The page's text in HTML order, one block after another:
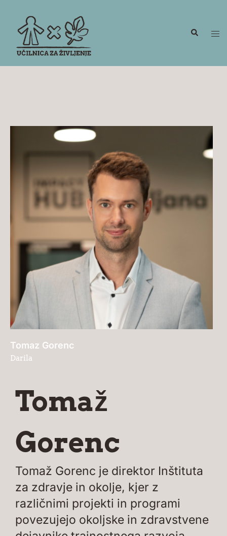
Tomaz Gorenc
Darila
Tomaž
Gorenc
Tomaž Gorenc je direktor Inštituta
za zdravje in okolje, kjer z
različnimi projekti in programi
povezujejo okoljske in zdravstvene